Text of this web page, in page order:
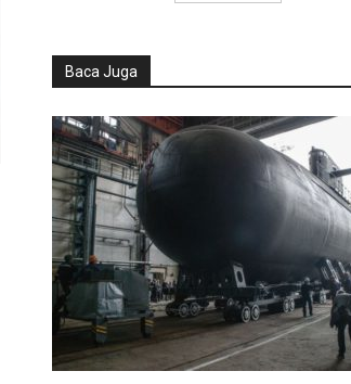
Baca Juga